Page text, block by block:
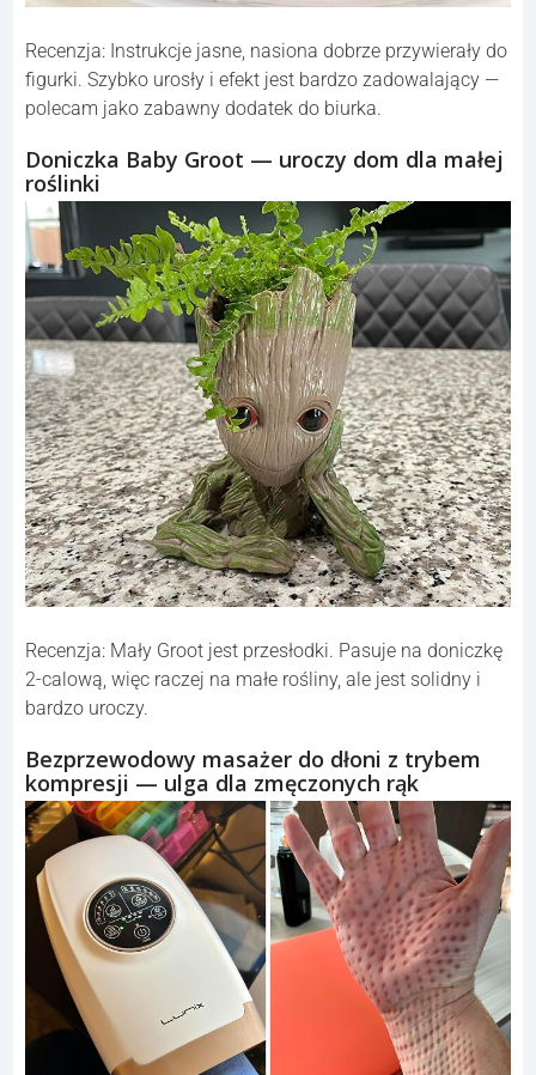
Recenzja: Instrukcje jasne, nasiona dobrze przywierały do
figurki. Szybko urosły i efekt jest bardzo zadowalający —
polecam jako zabawny dodatek do biurka.
Doniczka Baby Groot — uroczy dom dla małej
roślinki
Recenzja: Mały Groot jest przesłodki. Pasuje na doniczkę
2-calową, więc raczej na małe rośliny, ale jest solidny i
bardzo uroczy.
Bezprzewodowy masażer do dłoni z trybem
kompresji — ulga dla zmęczonych rąk